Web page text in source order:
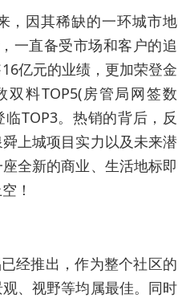
，因其稀缺的一环城市地
一直备受市场和客户的追
亿元的业绩，更加荣登金
料TOP5(房管局网签数
TOP3。热销的背后，反
上城项目实力以及未来潜
全新的商业、生活地标即
！
经推出，作为整个社区的
、视野等均属最佳。同时